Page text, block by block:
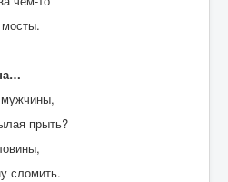
мужчины,
прыть?
сломить.